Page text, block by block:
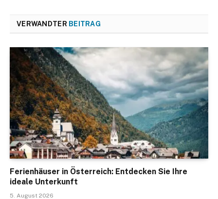
VERWANDTER BEITRAG
Ferienhäuser in Österreich: Entdecken Sie Ihre
ideale Unterkunft
5. August 2026